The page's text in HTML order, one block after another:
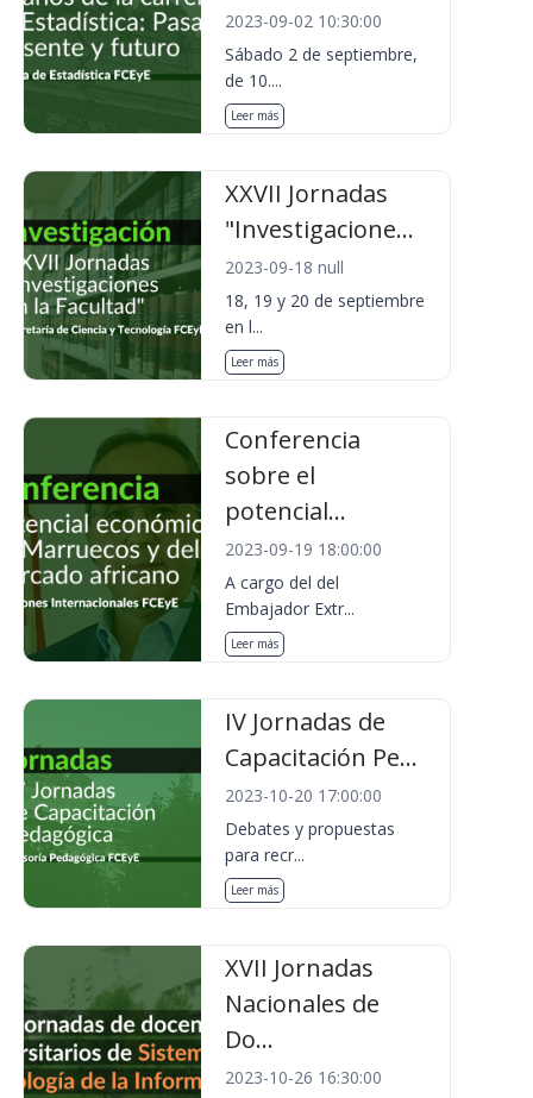
2023-09-02 10:30:00
Sábado 2 de septiembre,
de 10....
Leer más
XXVII Jornadas
"Investigacione...
2023-09-18 null
18, 19 y 20 de septiembre
en l...
Leer más
Conferencia
sobre el
potencial...
2023-09-19 18:00:00
A cargo del del
Embajador Extr...
Leer más
IV Jornadas de
Capacitación Pe...
2023-10-20 17:00:00
Debates y propuestas
para recr...
Leer más
XVII Jornadas
Nacionales de
Do...
2023-10-26 16:30:00